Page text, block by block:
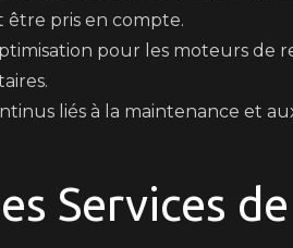
pris en compte.
pour les moteurs de
liés à la maintenance et
Services